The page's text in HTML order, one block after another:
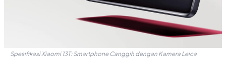
Spesifikasi Xiaomi 13T: Smartphone Canggih dengan Kamera Leica